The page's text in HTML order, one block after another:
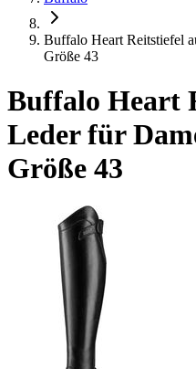
Buffalo Heart Reitstiefel
Größe 43
Buffalo Heart
Leder für
Größe 43